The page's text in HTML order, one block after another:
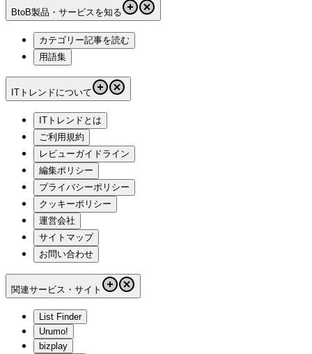
BtoB製品・サービスを知る
カテゴリー記事を読む
用語集
ITトレンドについて
ITトレンドとは
ご利用規約
レビューガイドライン
編集ポリシー
プライバシーポリシー
クッキーポリシー
運営会社
サイトマップ
お問い合わせ
関連サービス・サイト
List Finder
Urumo!
bizplay